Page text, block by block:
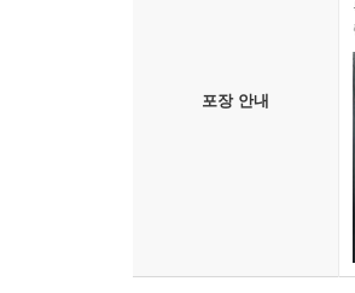
포장 안내